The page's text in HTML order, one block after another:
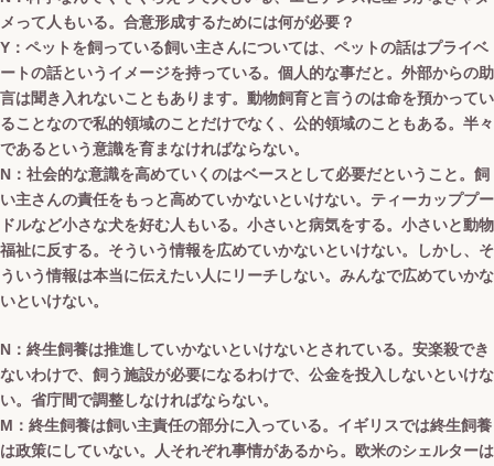
メって人もいる。合意形成するためには何が必要？
Y：ペットを飼っている飼い主さんについては、ペットの話はプライベ
ートの話というイメージを持っている。個人的な事だと。外部からの助
言は聞き入れないこともあります。動物飼育と言うのは命を預かってい
ることなので私的領域のことだけでなく、公的領域のこともある。半々
であるという意識を育まなければならない。
N：社会的な意識を高めていくのはベースとして必要だということ。飼
い主さんの責任をもっと高めていかないといけない。ティーカッププー
ドルなど小さな犬を好む人もいる。小さいと病気をする。小さいと動物
福祉に反する。そういう情報を広めていかないといけない。しかし、そ
ういう情報は本当に伝えたい人にリーチしない。みんなで広めていかな
いといけない。
N：終生飼養は推進していかないといけないとされている。安楽殺でき
ないわけで、飼う施設が必要になるわけで、公金を投入しないといけな
い。省庁間で調整しなければならない。
M：終生飼養は飼い主責任の部分に入っている。イギリスでは終生飼養
は政策にしていない。人それぞれ事情があるから。欧米のシェルターは